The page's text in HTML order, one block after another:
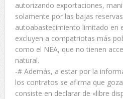
autorizando exportaciones,
solamente por las bajas
autoabastecimiento limitado en
excluyen a compatriotas más
como el NEA, que no tienen
natural.
-# Además, a estar por la
los contratos se afirma que
consiste en declarar de «libre